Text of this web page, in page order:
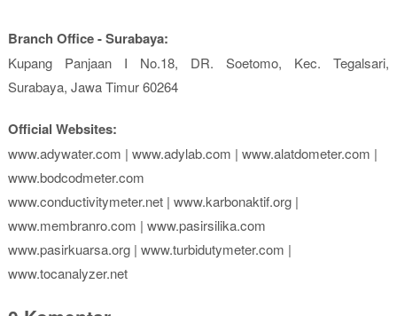
Branch Office - Surabaya:
Kupang Panjaan I No.18, DR. Soetomo, Kec. Tegalsari,
Surabaya, Jawa Timur 60264
Official Websites:
www.adywater.com | www.adylab.com | www.alatdometer.com |
www.bodcodmeter.com
www.conductivitymeter.net | www.karbonaktif.org |
www.membranro.com | www.pasirsilika.com
www.pasirkuarsa.org | www.turbidutymeter.com |
www.tocanalyzer.net